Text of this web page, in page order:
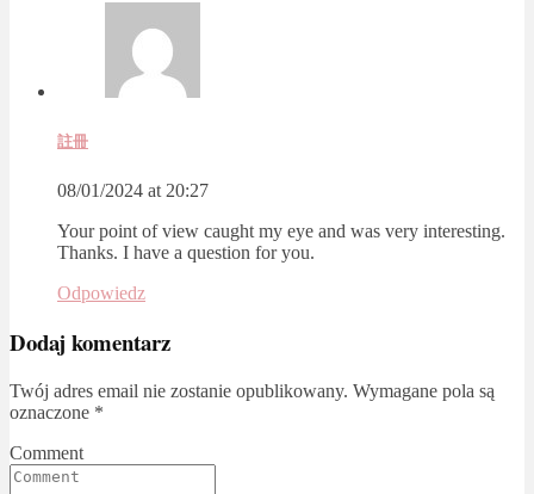
註冊
08/01/2024 at 20:27
Your point of view caught my eye and was very interesting.
Thanks. I have a question for you.
Odpowiedz
Dodaj komentarz
Twój adres email nie zostanie opublikowany. Wymagane pola są
oznaczone *
Comment